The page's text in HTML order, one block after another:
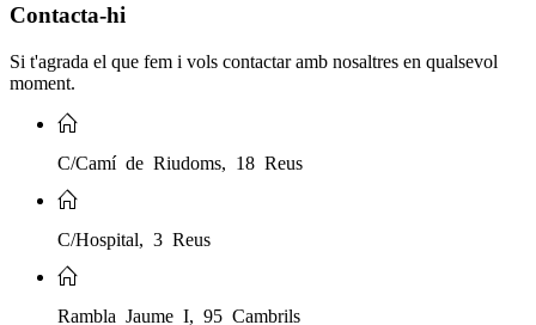
Contacta-hi
Si t'agrada el que fem i vols contactar amb nosaltres en qualsevol
moment.
C/Camí de Riudoms, 18 Reus
C/Hospital, 3 Reus
Rambla Jaume I, 95 Cambrils